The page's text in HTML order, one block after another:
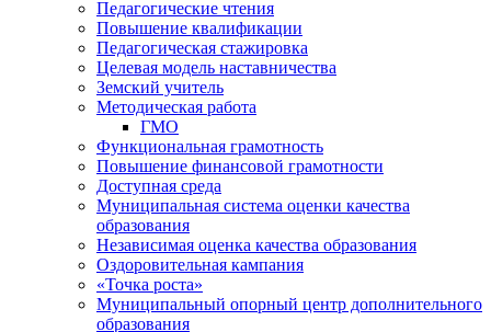
Педагогические чтения
Повышение квалификации
Педагогическая стажировка
Целевая модель наставничества
Земский учитель
Методическая работа
ГМО
Функциональная грамотность
Повышение финансовой грамотности
Доступная среда
Муниципальная система оценки качества
образования
Независимая оценка качества образования
Оздоровительная кампания
«Точка роста»
Муниципальный опорный центр дополнительного
образования